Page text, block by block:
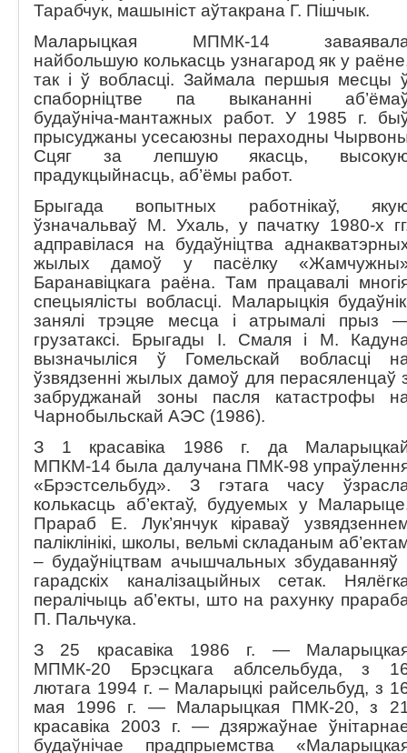
Тарабчук, машыніст аўтакрана Г. Пішчык.
Маларыцкая МПМК-14
найбольшую колькасць узнагарод як у
так і ў вобласці. Займала першыя месцы
спаборніцтве па выкананні
будаўніча-мантажных работ. У 1985 г.
прысуджаны усесаюзны пераходны
Сцяг за лепшую якасць,
прадукцыйнасць, аб’ёмы работ.
Брыгада вопытных работнікаў,
ўзначальваў М. Ухаль, у пачатку 1980-х
адправілася на будаўніцтва
жылых дамоў у пасёлку
Баранавіцкага раёна. Там працавалі
спецыялісты вобласці. Маларыцкія
занялі трэцяе месца і атрымалі прыз
грузатаксі. Брыгады І. Смаля і М.
вызначыліся ў Гомельскай вобласці
ўзвядзенні жылых дамоў для перасяленцаў
забруджанай зоны пасля катастрофы
Чарнобыльскай АЭС (1986).
З 1 красавіка 1986 г. да
МПКМ-14 была далучана ПМК-98
«Брэстсельбуд». З гэтага часу
колькасць аб’ектаў, будуемых у
Прараб Е. Лук’янчук кіраваў
паліклінікі, школы, вельмі складаным
– будаўніцтвам ачышчальных збудаванняў
гарадскіх каналізацыйных сетак.
пералічыць аб’екты, што на рахунку
П. Пальчука.
З 25 красавіка 1986 г. —
МПМК-20 Брэсцкага аблсельбуда, з
лютага 1994 г. – Маларыцкі райсельбуд, з
мая 1996 г. — Маларыцкая ПМК-20, з
красавіка 2003 г. — дзяржаўнае
будаўнічае прадпрыемства